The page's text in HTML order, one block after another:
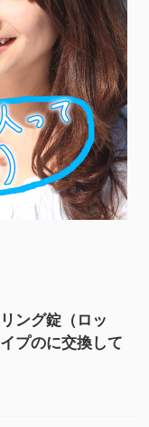
ング錠（ロッ
プのに交換して